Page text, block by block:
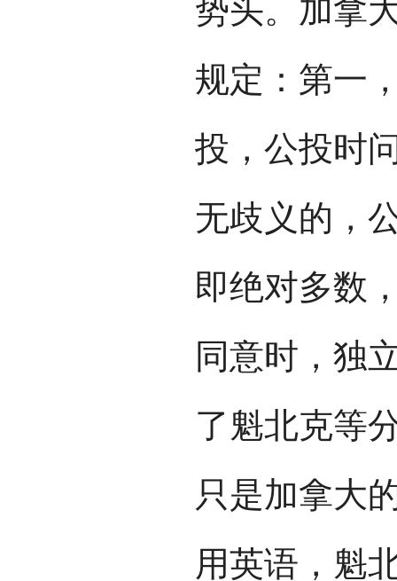
势头。加拿
规定：第一
投，公投时
无歧义的，
即绝对多数
同意时，独
了魁北克等
只是加拿大
用英语，魁